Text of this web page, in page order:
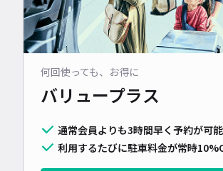
何回使っても、お得に
バリュープラス
通常会員よりも3時間早く予約が可
利用するたびに駐車料金が常時